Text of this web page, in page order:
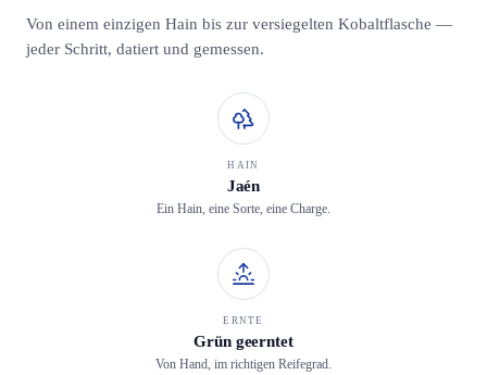
Von einem einzigen Hain bis zur versiegelten Kobaltflasche —
jeder Schritt, datiert und gemessen.
HAIN
Jaén
Ein Hain, eine Sorte, eine Charge.
ERNTE
Grün geerntet
Von Hand, im richtigen Reifegrad.